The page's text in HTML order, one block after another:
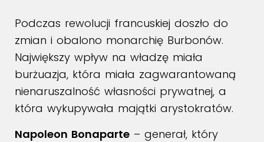
Podczas rewolucji francuskiej doszło do
zmian i obalono monarchię Burbonów.
Największy wpływ na władzę miała
burżuazja, która miała zagwarantowaną
nienaruszalność własności prywatnej, a
która wykupywała majątki arystokratów.
Napoleon Bonaparte – generał, który